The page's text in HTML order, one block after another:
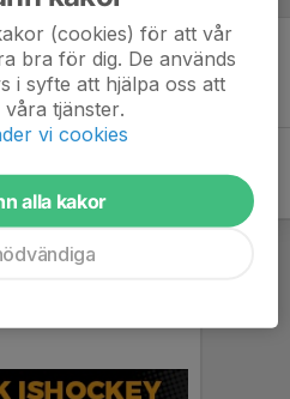
skrivet
(cookies) för att vår
bra för dig. De används
i syfte att hjälpa oss att
tjänster.
vi cookies
alla kakor